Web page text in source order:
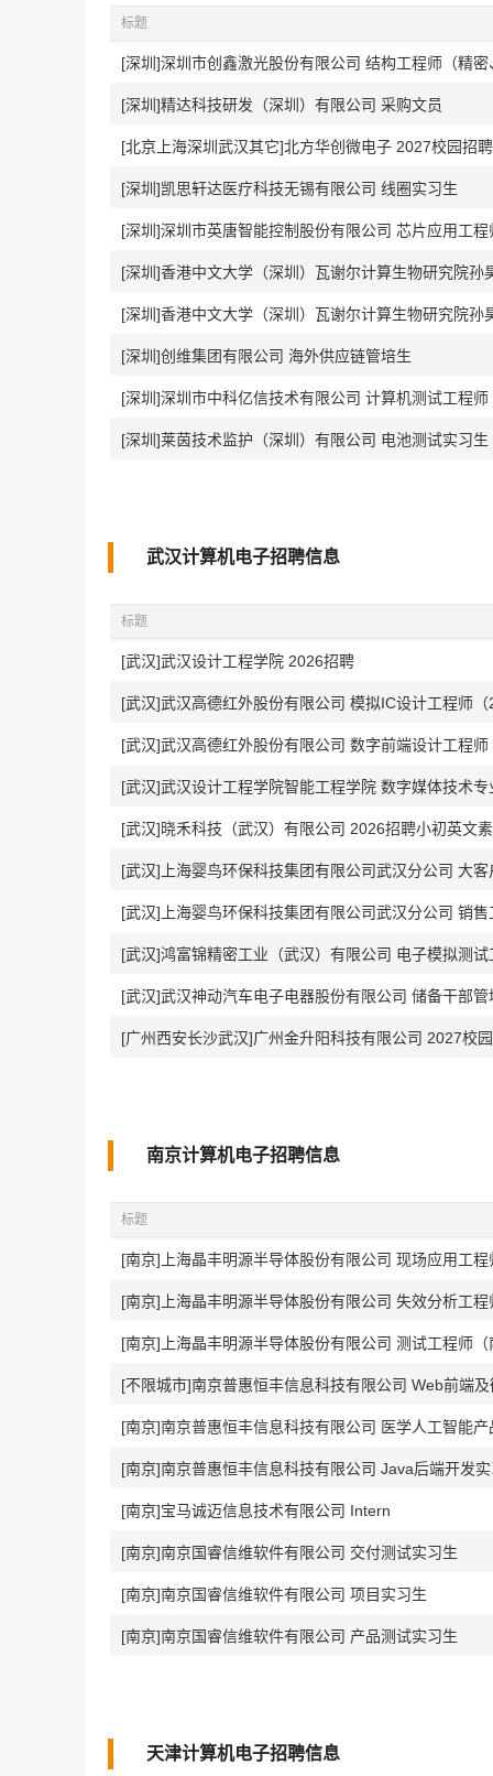
标题
[深圳]深圳市创鑫激光股份有限公司 结构工程师（精
[深圳]精达科技研发（深圳）有限公司 采购文员
[北京上海深圳武汉其它]北方华创微电子 2027校园招聘
[深圳]凯思轩达医疗科技无锡有限公司 线圈实习生
[深圳]深圳市英唐智能控制股份有限公司 芯片应用工程
[深圳]香港中文大学（深圳）瓦谢尔计算生物研究院孙
[深圳]香港中文大学（深圳）瓦谢尔计算生物研究院孙
[深圳]创维集团有限公司 海外供应链管培生
[深圳]深圳市中科亿信技术有限公司 计算机测试工程
[深圳]莱茵技术监护（深圳）有限公司 电池测试实习
武汉计算机电子招聘信息
标题
[武汉]武汉设计工程学院 2026招聘
[武汉]武汉高德红外股份有限公司 模拟IC设计工程师
[武汉]武汉高德红外股份有限公司 数字前端设计工程
[武汉]武汉设计工程学院智能工程学院 数字媒体技术专
[武汉]晓禾科技（武汉）有限公司 2026招聘小初英文
[武汉]上海婴鸟环保科技集团有限公司武汉分公司 大
[武汉]上海婴鸟环保科技集团有限公司武汉分公司 销售
[武汉]鸿富锦精密工业（武汉）有限公司 电子模拟测试
[武汉]武汉神动汽车电子电器股份有限公司 储备干部管
南京计算机电子招聘信息
标题
[南京]上海晶丰明源半导体股份有限公司 现场应用工
[南京]上海晶丰明源半导体股份有限公司 失效分析工
[南京]上海晶丰明源半导体股份有限公司 测试工程师（
[不限城市]南京普惠恒丰信息科技有限公司 Web前端
[南京]南京普惠恒丰信息科技有限公司 医学人工智能
[南京]南京普惠恒丰信息科技有限公司 Java后端开发
[南京]宝马诚迈信息技术有限公司 Intern
[南京]南京国睿信维软件有限公司 交付测试实习生
[南京]南京国睿信维软件有限公司 项目实习生
[南京]南京国睿信维软件有限公司 产品测试实习生
天津计算机电子招聘信息